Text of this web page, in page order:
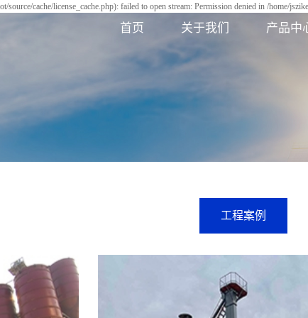
cache/license_cache.php): failed to open stream: Permission denied in /home/
首页 关于我们 产品中
工程案例